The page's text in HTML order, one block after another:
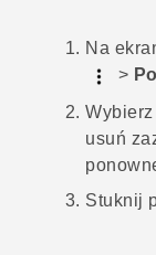
Na
>
usuń
Stuknij